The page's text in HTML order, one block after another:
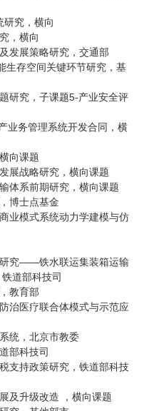
研究，横向
，横向
发展策略研究，交通部
生存空间关键环节研究，基
研究，子课题5-产业安全评
业务管理系统开发合同，横
向课题
展战略研究，横向课题
体系前期研究，横向课题
博士点基金
业模式系统动力学建模与仿
究——铁水联运集装箱运输
道部科技司
教育部
治医疗联合体模式与示范应
统，北京市教委
部科技司
支持政策研究，铁道部科技
及升级改造 ，横向课题